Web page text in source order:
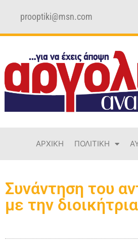
prooptiki@msn.com
ΑΡΧΙΚΗ ΠΟΛΙΤΙΚΗ
Συνάντηση του
με την